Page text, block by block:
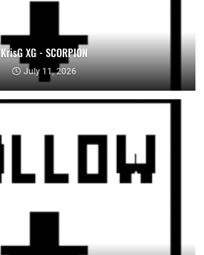
KrisG XG - SCORPION
July 11, 2026